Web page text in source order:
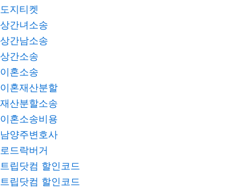
도지티켓
상간녀소송
상간남소송
상간소송
이혼소송
이혼재산분할
재산분할소송
이혼소송비용
남양주변호사
로드락버거
트립닷컴 할인코드
트립닷컴 할인코드